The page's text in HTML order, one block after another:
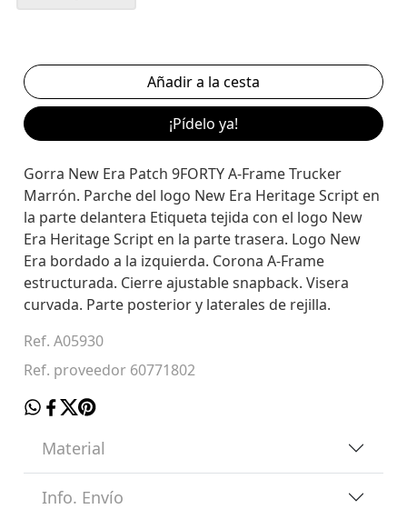
¡Pídelo ya!
Gorra New Era Patch 9FORTY A-Frame Trucker
Marrón. Parche del logo New Era Heritage Script en
la parte delantera Etiqueta tejida con el logo New
Era Heritage Script en la parte trasera. Logo New
Era bordado a la izquierda. Corona A-Frame
estructurada. Cierre ajustable snapback. Visera
curvada. Parte posterior y laterales de rejilla.
Ref. A05930
Ref. proveedor 60771802
Material
Info. Envío